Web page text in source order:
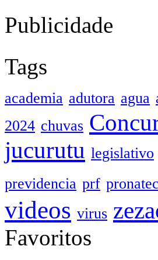
Publicidade
Tags
academia adutora agua
2024 chuvas
jucurutu legislativo
previdencia prf pronatec
videos virus
Favoritos